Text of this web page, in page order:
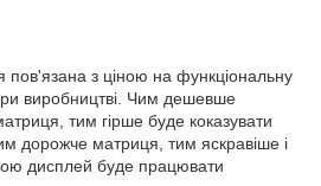
пов'язана з ціною на функціональну
виробництві. Чим дешевше
тим гірше буде коказувати
дорожче матриця, тим яскравіше і
дисплей буде працювати